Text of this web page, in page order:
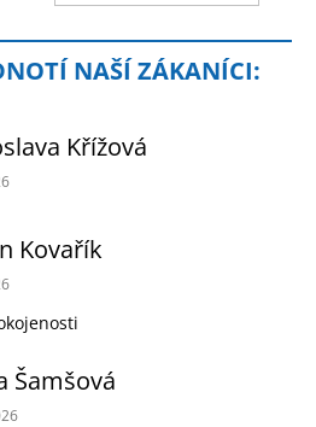
Křížová
obchodu je 5 z 5 hvězdiček.
Kovařík
obchodu je 5 z 5 hvězdiček.
Šamšová
obchodu je 5 z 5 hvězdiček.